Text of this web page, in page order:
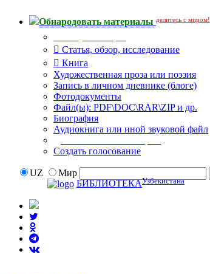
Обнародовать материалы делитесь с миром!
Статья, обзор, исследование
Книга
Художественная проза или поэзия
Запись в личном дневнике (блоге)
Фотодокументы
Файл(ы): PDF\DOC\RAR\ZIP и др.
Биография
Аудиокнига или иной звуковой файл
Создать голосование
UZ
Мир
БИБЛИОТЕКАУзбекистана